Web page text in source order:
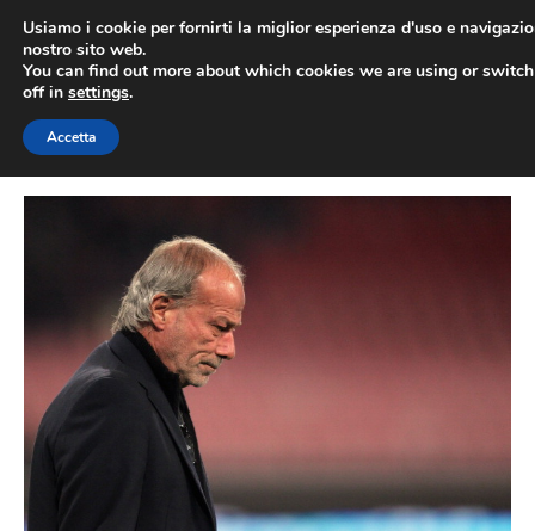
contenuto
Usiamo i cookie per fornirti la miglior esperienza d'uso e
nostro sito web.
You can find out more about which cookies we are using or
off in settings.
Accetta